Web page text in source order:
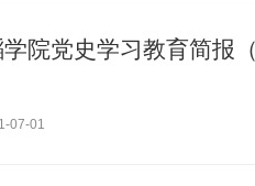
学院党史学习教育简报
07-01